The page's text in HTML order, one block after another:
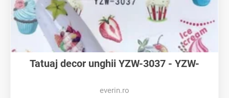
Tatuaj decor unghii YZW-3037 - YZW-
everin.ro